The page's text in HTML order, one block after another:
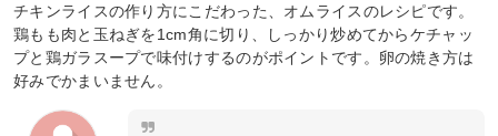
チキンライスの作り方にこだわった、オムライスのレシピです。
鶏もも肉と玉ねぎを1cm角に切り、しっかり炒めてからケチャッ
プと鶏ガラスープで味付けするのがポイントです。卵の焼き方は
好みでかまいません。